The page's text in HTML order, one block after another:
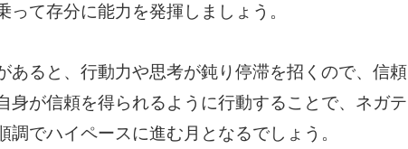
って存分に能力を発揮しましょう。
あると、行動力や思考が鈍り停滞を招くので、信頼
身が信頼を得られるように行動することで、ネガテ
調でハイペースに進む月となるでしょう。